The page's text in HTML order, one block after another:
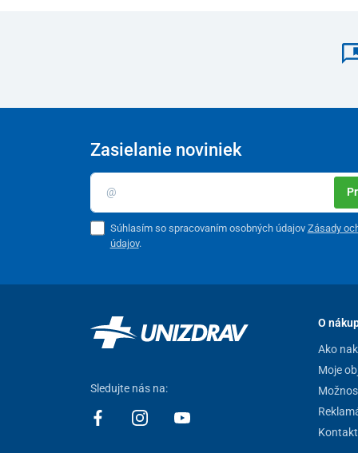
Zasielanie noviniek
Súhlasím so spracovaním osobných údajov Zásady
údajov.
Sledujte nás na:
O
Ako
Moje
Kontakt